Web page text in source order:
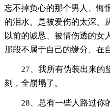
忘不掉负心的那个男人、悔
的泪水、是被爱伤的太深、
以前的诚恳、被情伤透的女
那段不属于自己的缘分、
27、我所有伪装出来的
刻，全崩塌了。
28、总有一些人路过你